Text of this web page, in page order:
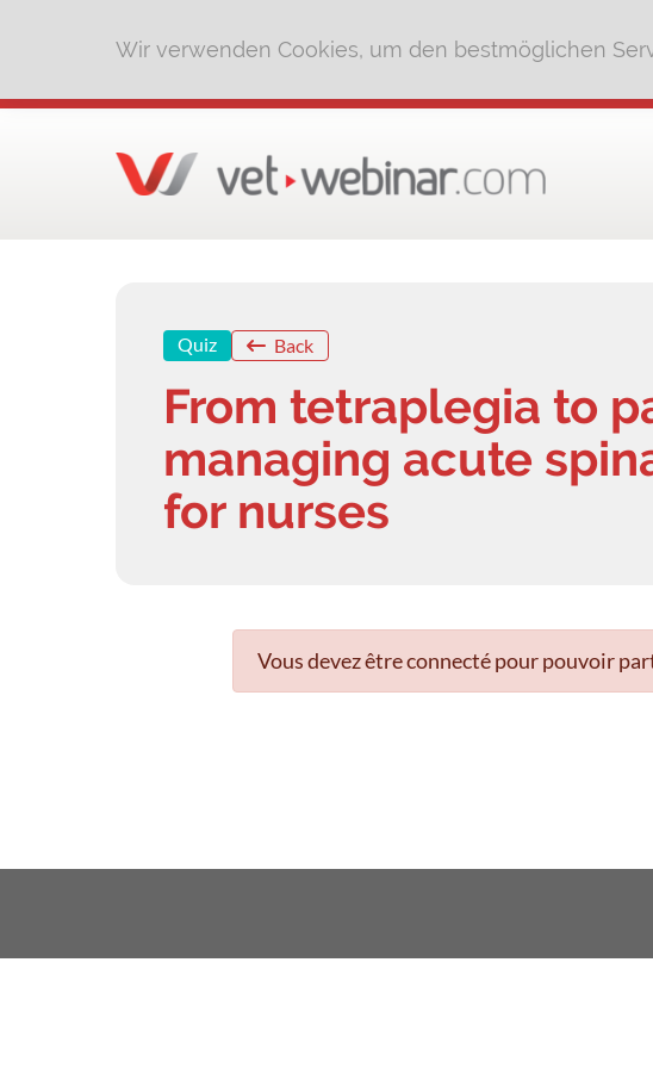
Wir verwenden Cookies, um den bestmöglichen
Quiz Back
From tetraplegia to
managing acute
for nurses
Vous devez être connecté pour pouvoir